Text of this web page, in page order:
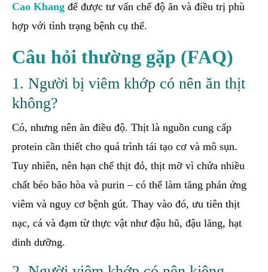
Cao Khang để được tư vấn chế độ ăn và điều trị phù
hợp với tình trạng bệnh cụ thể.
Câu hỏi thường gặp (FAQ)
1. Người bị viêm khớp có nên ăn thịt
không?
Có, nhưng nên ăn điều độ. Thịt là nguồn cung cấp
protein cần thiết cho quá trình tái tạo cơ và mô sụn.
Tuy nhiên, nên hạn chế thịt đỏ, thịt mỡ vì chứa nhiều
chất béo bão hòa và purin – có thể làm tăng phản ứng
viêm và nguy cơ bệnh gút. Thay vào đó, ưu tiên thịt
nạc, cá và đạm từ thực vật như đậu hũ, đậu lăng, hạt
dinh dưỡng.